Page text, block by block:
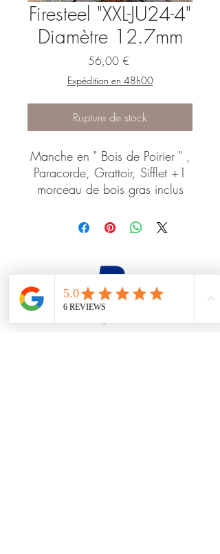
Firesteel "XXL-JU24-4"
Diamètre 12.7mm
56,00 €Prix
Expédition en 48h00
Rupture de stock
Manche en " Bois de Poirier " ,
Paracorde, Grattoir, Sifflet +1
morceau de bois gras inclus